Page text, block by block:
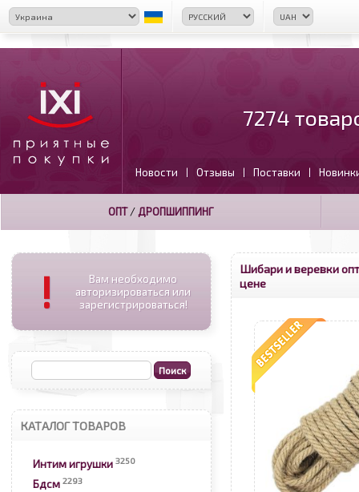
7274
Новости | Отзывы | Поставки |
ОПТ/ ДРОПШИППИНГ
!
Вам необходимо
авторизироваться или
зарегистрироваться!
КАТАЛОГ ТОВАРОВ
Интим игрушки 3250
Бдсм 2293
Шибари и веревки
цене